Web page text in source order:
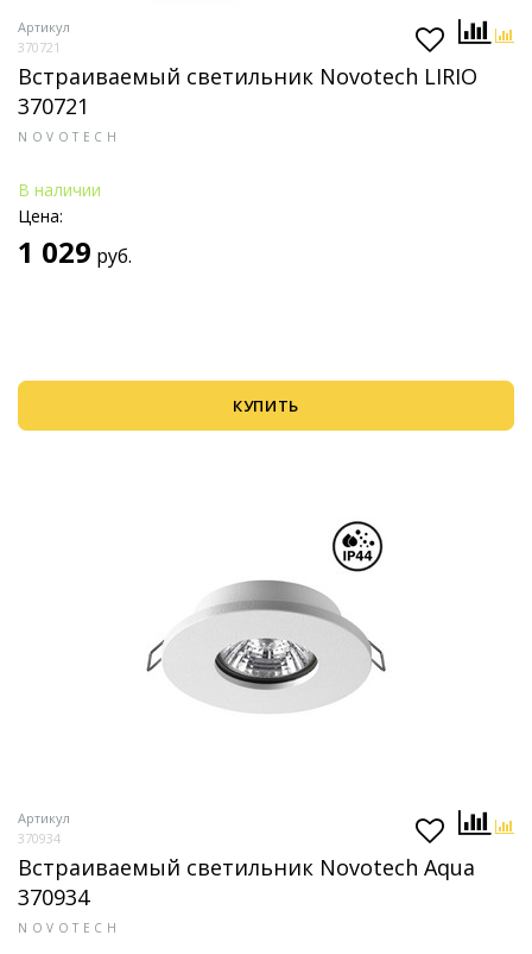
Артикул
370721
Встраиваемый светильник Novotech LIRIO
370721
NOVOTECH
В наличии
Цена:
1 029 руб.
КУПИТЬ
Артикул
370934
Встраиваемый светильник Novotech Aqua
370934
NOVOTECH